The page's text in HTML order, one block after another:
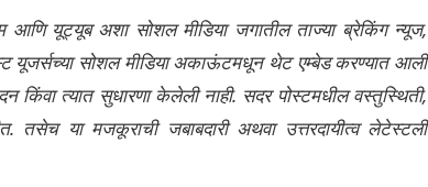
आणि यूट्यूब अशा सोशल मीडिया जगातील ताज्या ब्रेकिंग न्यूज,
यूजर्सच्या सोशल मीडिया अकाऊंटमधून थेट एम्बेड करण्यात आली
त्यात सुधारणा केलेली नाही. सदर पोस्टमधील वस्तुस्थिती,
तसेच या मजकूराची जबाबदारी अथवा उत्तरदायीत्व लेटेस्टली